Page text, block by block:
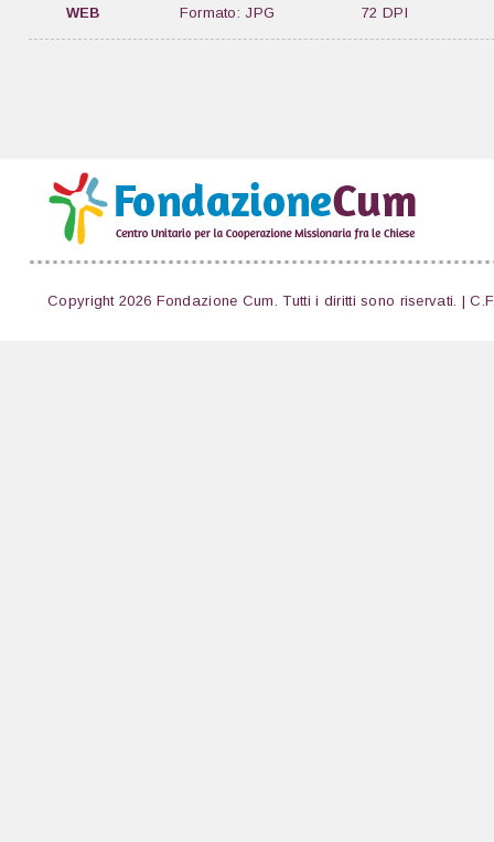
WEB Formato: JPG 72 DPI
Copyright 2026 Fondazione Cum. Tutti i diritti sono riservati. |